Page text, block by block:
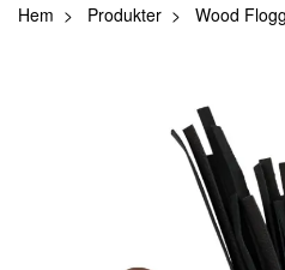
Hem Produkter Wood